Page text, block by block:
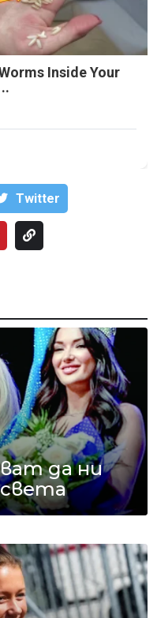
Inside Your
Тwitter
да ни